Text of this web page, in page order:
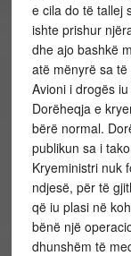
e cila do të tallej
ishte prishur
dhe ajo bashkë
atë mënyrë sa
Avioni i drogës
Dorëheqja e
bërë normal.
publikun sa i
Kryeministri nuk
ndjesë, për të
që iu plasi në
bënë një
dhunshëm të